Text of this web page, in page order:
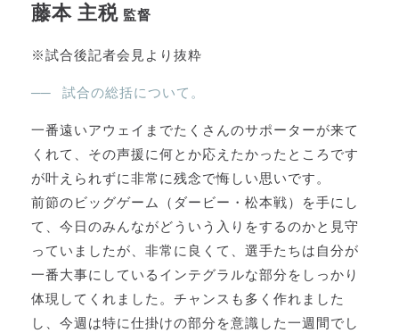
藤本 主税 監督
※試合後記者会見より抜粋
試合の総括について。
一番遠いアウェイまでたくさんのサポーターが来て
くれて、その声援に何とか応えたかったところです
が叶えられずに非常に残念で悔しい思いです。
前節のビッグゲーム（ダービー・松本戦）を手にし
て、今日のみんながどういう入りをするのかと見守
っていましたが、非常に良くて、選手たちは自分が
一番大事にしているインテグラルな部分をしっかり
体現してくれました。チャンスも多く作れました
し、今週は特に仕掛けの部分を意識した一週間でし